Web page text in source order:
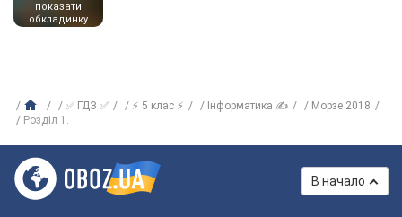
показати
обкладинку
✅ ГДЗ ✅ ⚡ 5 клас ⚡ Інформатика ✍
Морзе 2018
Розділ 1.
В начало